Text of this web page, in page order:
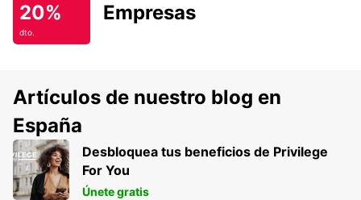
20%
dto.
Empresas
Artículos de nuestro blog en
España
Desbloquea tus beneficios de Privilege
For You
Únete gratis